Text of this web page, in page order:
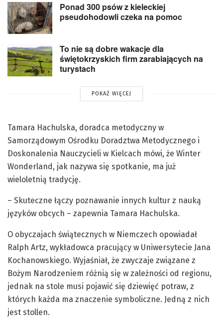
Ponad 300 psów z kieleckiej
pseudohodowli czeka na pomoc
To nie są dobre wakacje dla
świętokrzyskich firm zarabiających na
turystach
POKAŻ WIĘCEJ
Tamara Hachulska, doradca metodyczny w
Samorządowym Ośrodku Doradztwa Metodycznego i
Doskonalenia Nauczycieli w Kielcach mówi, że Winter
Wonderland, jak nazywa się spotkanie, ma już
wieloletnią tradycję.
– Skuteczne łączy poznawanie innych kultur z nauką
języków obcych – zapewnia Tamara Hachulska.
O obyczajach świątecznych w Niemczech opowiadał
Ralph Artz, wykładowca pracujący w Uniwersytecie Jana
Kochanowskiego. Wyjaśniał, że zwyczaje związane z
Bożym Narodzeniem różnią się w zależności od regionu,
jednak na stole musi pojawić się dziewięć potraw, z
których każda ma znaczenie symboliczne. Jedną z nich
jest stollen.